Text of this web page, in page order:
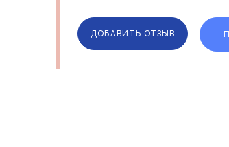
экспертности Trust Group —
мигрантов на рейтингов...
ДОБАВИТЬ ОТЗЫВ